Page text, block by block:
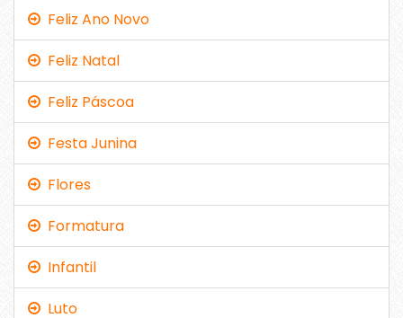
Feliz Ano Novo
Feliz Natal
Feliz Páscoa
Festa Junina
Flores
Formatura
Infantil
Luto